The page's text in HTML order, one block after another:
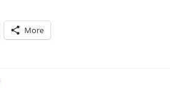
More